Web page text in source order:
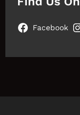
Facebook